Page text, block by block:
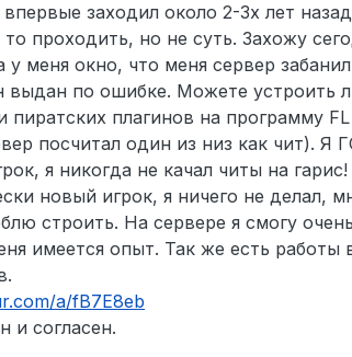
заходил около 2-3х лет
то проходить, но не суть. Захожу
у меня окно, что меня сервер
выдан по ошибке. Можете устроить
пиратских плагинов на программу
посчитал один из низ как
я никогда не качал читы на гарис!
новый игрок, я ничего не делал,
строить. На сервере я смогу
имеется опыт. Так же есть
a/fB7E8eb
и согласен.